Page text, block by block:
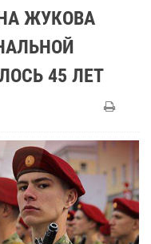
ЖУКОВА
45 ЛЕТ